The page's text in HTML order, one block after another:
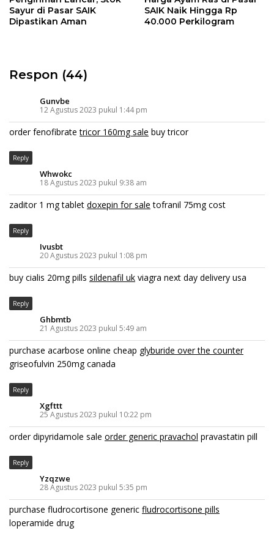
Sayur di Pasar SAIK
Dipastikan Aman
SAIK Naik Hingga Rp
40.000 Perkilogram
Respon (44)
Gunvbe
12 Agustus 2023 pukul 1:44 pm
order fenofibratetricor 160mg sale buy tricor
Reply
Whwokc
18 Agustus 2023 pukul 9:38 am
zaditor 1 mg tablet doxepin for sale tofranil 75mg cost
Reply
Ivusbt
20 Agustus 2023 pukul 1:08 pm
buy cialis 20mg pills sildenafil uk viagra next day delivery usa
Reply
Ghbmtb
21 Agustus 2023 pukul 5:49 am
purchase acarbose online cheap glyburide over the counter
griseofulvin 250mg canada
Reply
Xgfttt
25 Agustus 2023 pukul 10:22 pm
order dipyridamole sale order generic pravachol pravastatin pill
Reply
Yzqzwe
28 Agustus 2023 pukul 5:35 pm
purchase fludrocortisone generic fludrocortisone pills
loperamide drug